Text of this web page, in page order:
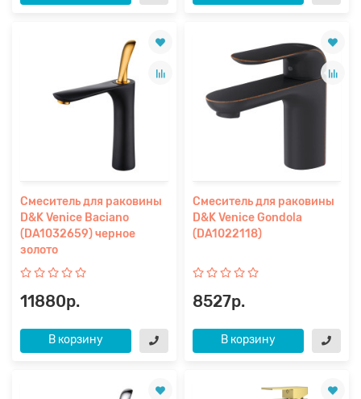
Смеситель для раковины
D&K Venice Baciano
(DA1032659) черное
золото
11880р.
В корзину
Смеситель для раковины
D&K Venice Gondola
(DA1022118)
8527р.
В корзину